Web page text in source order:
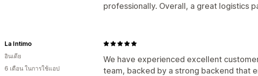
professionally. Overall, a great logistics
We have experienced excellent
team, backed by a strong backend that
La Intimo
อินเดีย
6 เดือน ในการใช้แอป